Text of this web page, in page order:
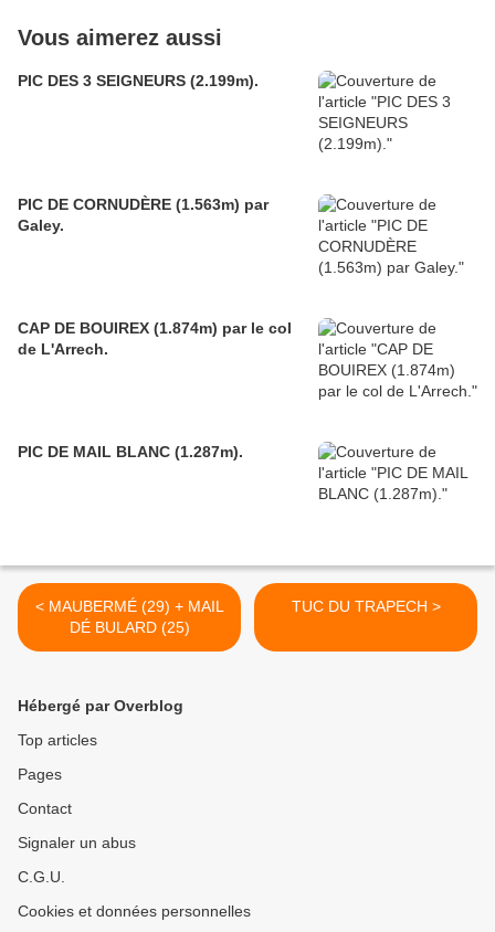
Vous aimerez aussi
PIC DES 3 SEIGNEURS (2.199m).
PIC DE CORNUDÈRE (1.563m) par
Galey.
CAP DE BOUIREX (1.874m) par le col
de L'Arrech.
PIC DE MAIL BLANC (1.287m).
< MAUBERMÉ (29) + MAIL
DÉ BULARD (25)
TUC DU TRAPECH >
Hébergé par Overblog
Top articles
Pages
Contact
Signaler un abus
C.G.U.
Cookies et données personnelles